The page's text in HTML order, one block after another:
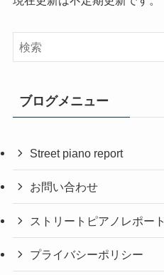
ブログメニュー
Street piano report
お問い合わせ
ストリートピアノレポート
プライバシーポリシー